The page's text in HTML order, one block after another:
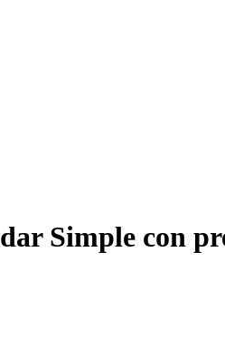
Simple con